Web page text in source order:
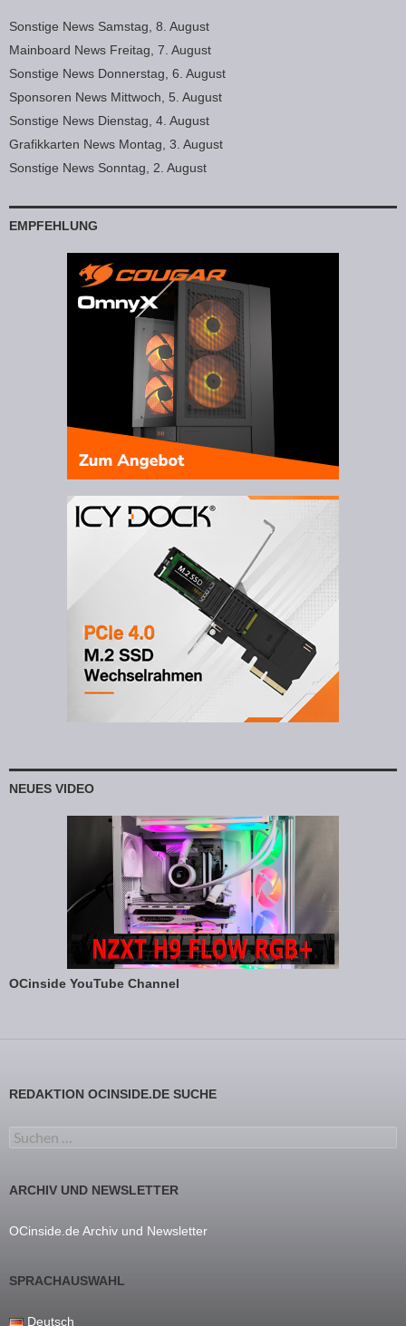
Sonstige News Samstag, 8. August
Mainboard News Freitag, 7. August
Sonstige News Donnerstag, 6. August
Sponsoren News Mittwoch, 5. August
Sonstige News Dienstag, 4. August
Grafikkarten News Montag, 3. August
Sonstige News Sonntag, 2. August
EMPFEHLUNG
NEUES VIDEO
OCinside YouTube Channel
REDAKTION OCINSIDE.DE SUCHE
Suchen nach:
ARCHIV UND NEWSLETTER
OCinside.de Archiv und Newsletter
SPRACHAUSWAHL
Deutsch